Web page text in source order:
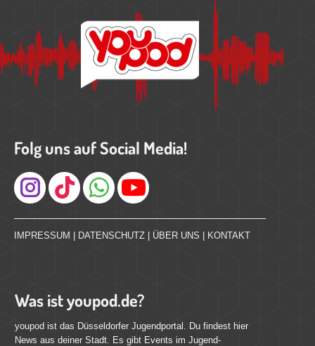
Folg uns auf Social Media!
Instagram
IMPRESSUM | DATENSCHUTZ | ÜBER UNS | KONTAKT
Was ist youpod.de?
youpod ist das Düsseldorfer Jugendportal. Du findest hier
News aus deiner Stadt. Es gibt Events im Jugend-